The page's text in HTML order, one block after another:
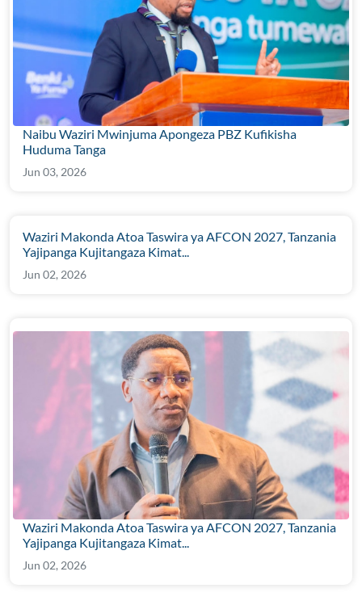
Naibu Waziri Mwinjuma Apongeza PBZ Kufikisha
Huduma Tanga
Jun 03, 2026
Waziri Makonda Atoa Taswira ya AFCON 2027, Tanzania
Yajipanga Kujitangaza Kimat...
Jun 02, 2026
Waziri Makonda Atoa Taswira ya AFCON 2027, Tanzania
Yajipanga Kujitangaza Kimat...
Jun 02, 2026